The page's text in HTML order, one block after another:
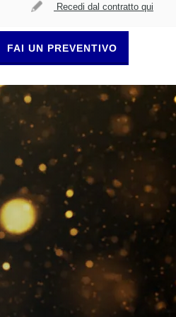
Recedi dal contratto qui
FAI UN PREVENTIVO